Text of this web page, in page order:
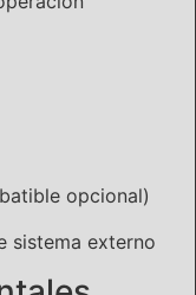
opcional)
sistema externo